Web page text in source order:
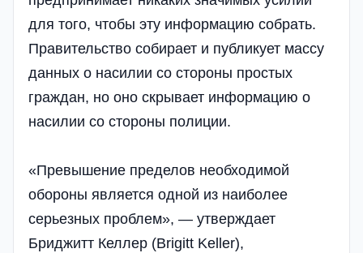
для того, чтобы эту информацию собрать.
Правительство собирает и публикует массу
данных о насилии со стороны простых
граждан, но оно скрывает информацию о
насилии со стороны полиции.
«Превышение пределов необходимой
обороны является одной из наиболее
серьезных проблем», — утверждает
Бриджитт Келлер (Brigitt Keller),